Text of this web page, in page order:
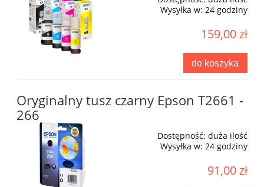
Wysyłka w: 24 godziny
159,00 zł
do koszyka
Oryginalny tusz czarny Epson T2661 -
266
Dostępność: duża ilość
Wysyłka w: 24 godziny
91,00 zł